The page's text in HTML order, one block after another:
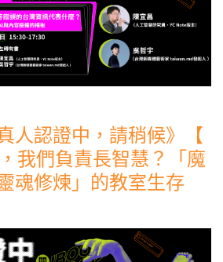
人認證中，請稍候》【
我們負責長智慧？「魔
魂修煉」的教室生存